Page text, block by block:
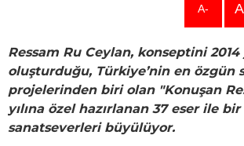
A-
Ressam Ru Ceylan, konseptini 2014
oluşturduğu, Türkiye’nin en özgün
projelerinden biri olan "Konuşan
yılına özel hazırlanan 37 eser ile
sanatseverleri büyülüyor.